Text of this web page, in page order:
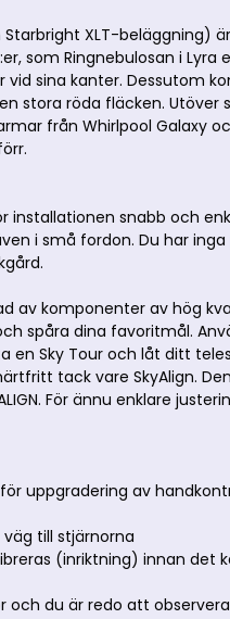
XLT-beläggning)
som Ringnebulosan i Lyra
vid sina kanter. Dessutom
stora röda fläcken.
från Whirlpool
installationen snabb och
i små fordon. Du har
av komponenter av hög
spåra dina favoritmål.
en Sky Tour och låt ditt
tack vare SkyAlign.
För ännu enklare
uppgradering av
väg till stjärnorna
(inriktning) innan det
och du är redo att